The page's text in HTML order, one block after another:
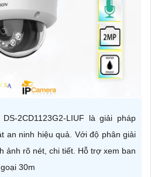
2CD1123G2-LIUF là giải pháp
an ninh hiệu quả. Với độ phân giải
ảnh rõ nét, chi tiết. Hỗ trợ xem ban
30m